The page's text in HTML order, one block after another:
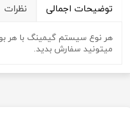
توضیحات اجمالی نظرات
هر نوع سیستم گیمینگ با هر
میتونید سفارش بدید.